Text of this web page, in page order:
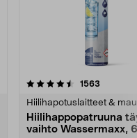
1563
Hiilihapotuslaitteet &
Hiilihappopatruuna
vaihto Wassermaxx,
4.5viidestä